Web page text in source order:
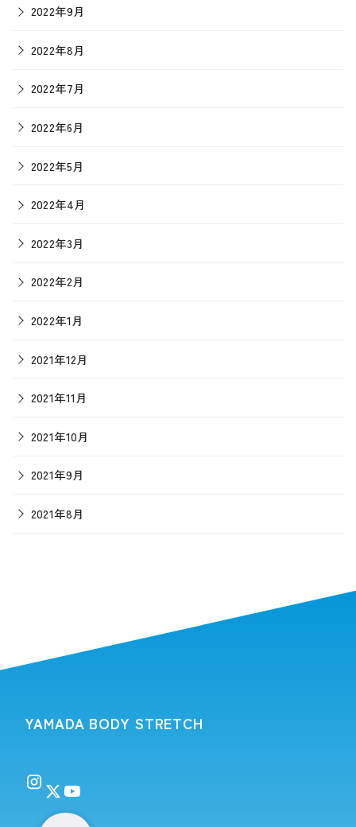
2022年9月
2022年8月
2022年7月
2022年6月
2022年5月
2022年4月
2022年3月
2022年2月
2022年1月
2021年12月
2021年11月
2021年10月
2021年9月
2021年8月
YAMADA BODY STRETCH